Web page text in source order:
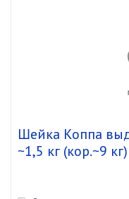
Шейка Коппа
~1,5 кг (кор.~9 кг)